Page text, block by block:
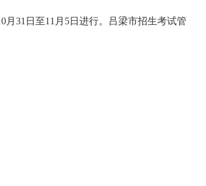
月31日至11月5日进行。吕梁市招生考试管